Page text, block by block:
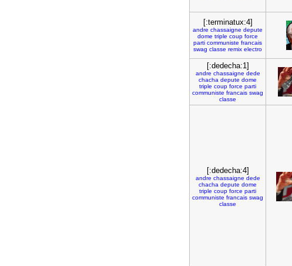
[:terminatux:4]
andre chassaigne depute
dome triple coup force
parti communiste francais
swag classe remix electro
[:dedecha:1]
andre chassaigne dede
chacha depute dome
triple coup force parti
communiste francais swag
classe
[:dedecha:4]
andre chassaigne dede
chacha depute dome
triple coup force parti
communiste francais swag
classe